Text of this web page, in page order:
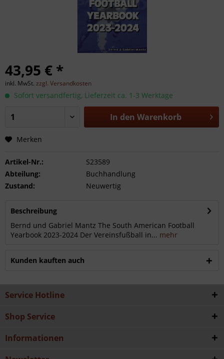
43,95 € *
inkl. MwSt. zzgl. Versandkosten
Sofort versandfertig, Lieferzeit ca. 1-3 Werktage
In den Warenkorb
Merken
Artikel-Nr.:
S23589
Abteilung:
Buchhandlung
Zustand:
Neuwertig
Beschreibung
Bernd und Gabriel Mantz The South American Football
Yearbook 2023-2024 Der Vereinsfußball in... mehr
Kunden kauften auch
Service Hotline
Shop Service
Informationen